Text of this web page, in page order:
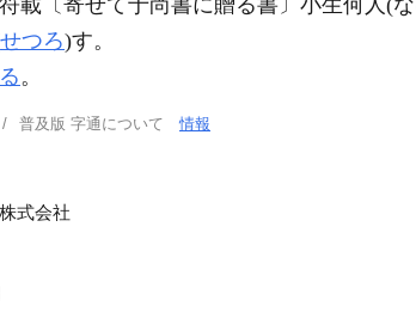
載〔寄せて于尚書に贈る書〕小生何人(
せつろ)す。
。
普及版 字通について情報
式会社